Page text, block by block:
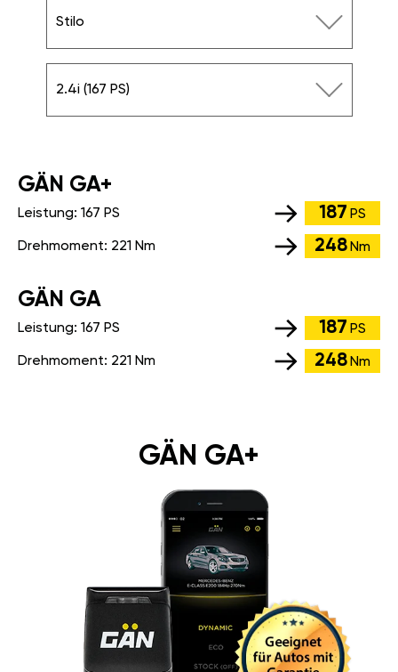
Stilo
2.4i (167 PS)
GÄN GA+
Leistung: 167 PS 187 PS
Drehmoment: 221 Nm 248 Nm
GÄN GA
Leistung: 167 PS 187 PS
Drehmoment: 221 Nm 248 Nm
GÄN GA+